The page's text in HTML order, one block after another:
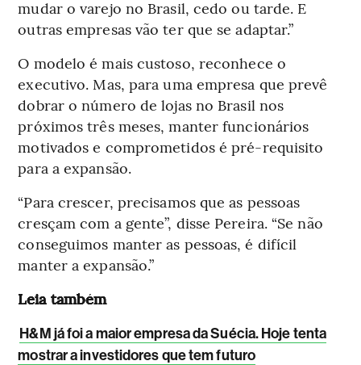
mudar o varejo no Brasil, cedo ou tarde. E
outras empresas vão ter que se adaptar.”
O modelo é mais custoso, reconhece o
executivo. Mas, para uma empresa que prevê
dobrar o número de lojas no Brasil nos
próximos três meses, manter funcionários
motivados e comprometidos é pré-requisito
para a expansão.
“Para crescer, precisamos que as pessoas
cresçam com a gente”, disse Pereira. “Se não
conseguimos manter as pessoas, é difícil
manter a expansão.”
Leia também
H&M já foi a maior empresa da Suécia. Hoje tenta
mostrar a investidores que tem futuro